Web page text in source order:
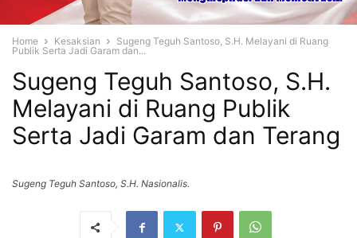
Home Kesaksian
Sugeng Teguh Santoso, S.H. Melayani di Ruang
Publik Serta Jadi Garam dan...
Sugeng Teguh Santoso, S.H.
Melayani di Ruang Publik
Serta Jadi Garam dan Terang
Sugeng Teguh Santoso, S.H. Nasionalis.